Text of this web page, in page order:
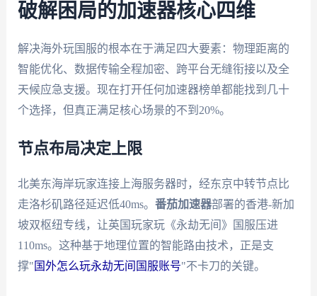
破解困局的加速器核心四维
解决海外玩国服的根本在于满足四大要素：物理距离的
智能优化、数据传输全程加密、跨平台无缝衔接以及全
天候应急支援。现在打开任何加速器榜单都能找到几十
个选择，但真正满足核心场景的不到20%。
节点布局决定上限
北美东海岸玩家连接上海服务器时，经东京中转节点比
走洛杉矶路径延迟低40ms。 番茄加速器部署的香港-新加
坡双枢纽专线，让英国玩家玩《永劫无间》国服压进
110ms。这种基于地理位置的智能路由技术，正是支
撑" 国外怎么玩永劫无间国服账号"不卡刀的关键。